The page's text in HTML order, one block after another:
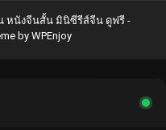
หนังจีนสั้น มินิซีรีส์จีน ดูฟรี -
by WPEnjoy